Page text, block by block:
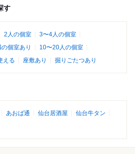
す
2人の個室
3〜4人の個室
個室あり
10〜20人の個室
える 座敷あり 掘りごたつあり
あおば通 仙台居酒屋
仙台牛タン